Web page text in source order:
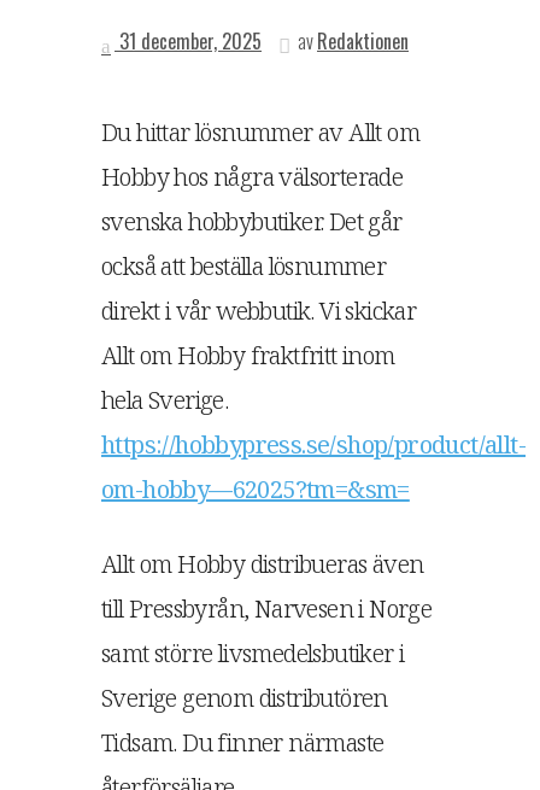
31 december, 2025 avRedaktionen
Du hittar lösnummer av Allt om
Hobby hos några välsorterade
svenska hobbybutiker. Det går
också att beställa lösnummer
direkt i vår webbutik. Vi skickar
Allt om Hobby fraktfritt inom
hela Sverige.
https://hobbypress.se/shop/product/allt-
om-hobby—62025?tm=&sm=
Allt om Hobby distribueras även
till Pressbyrån, Narvesen i Norge
samt större livsmedelsbutiker i
Sverige genom distributören
Tidsam. Du finner närmaste